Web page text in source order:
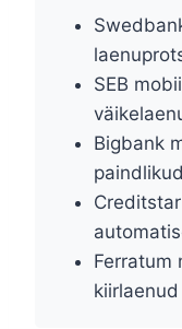
SEB
Bigbank
Ferratum